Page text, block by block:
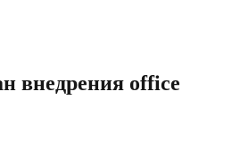
внедрения office